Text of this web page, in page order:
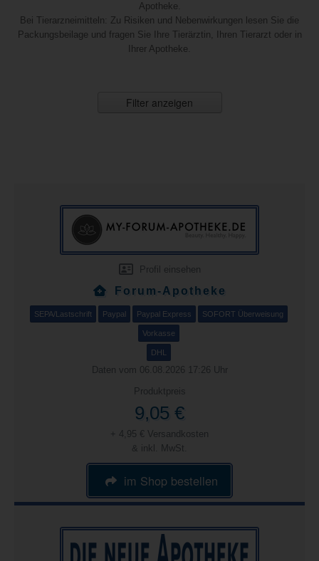
Apotheke.
Bei Tierarzneimitteln: Zu Risiken und Nebenwirkungen lesen Sie die
Packungsbeilage und fragen Sie Ihre Tierärztin, Ihren Tierarzt oder in
Ihrer Apotheke.
Filter anzeigen
Profil einsehen
Forum-Apotheke
SEPA/Lastschrift Paypal Paypal Express SOFORT Überweisung
Vorkasse
DHL
Daten vom 06.08.2026 17:26 Uhr
Produktpreis
9,05 €
+ 4,95 € Versandkosten
& inkl. MwSt.
im Shop bestellen